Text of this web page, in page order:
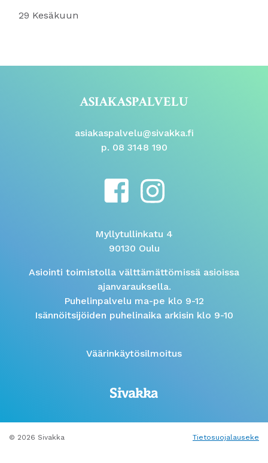
29 Kesäkuun
ASIAKASPALVELU
asiakaspalvelu@sivakka.fi
p. 08 3148 190
Myllytullinkatu 4
90130 Oulu
Asiointi toimistolla välttämättömissä asioissa
ajanvarauksella.
Puhelinpalvelu ma-pe klo 9-12
Isännöitsijöiden puhelinaika arkisin klo 9-10
Väärinkäytösilmoitus
© 2026 Sivakka Tietosuojalauseke